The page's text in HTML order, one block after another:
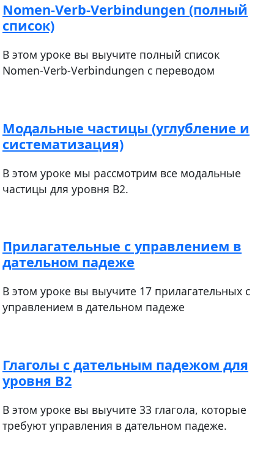
Nomen-Verb-Verbindungen (полный
список)
В этом уроке вы выучите полный список
Nomen-Verb-Verbindungen с переводом
Модальные частицы (углубление и
систематизация)
В этом уроке мы рассмотрим все модальные
частицы для уровня В2.
Прилагательные с управлением в
дательном падеже
В этом уроке вы выучите 17 прилагательных с
управлением в дательном падеже
Глаголы с дательным падежом для
уровня В2
В этом уроке вы выучите 33 глагола, которые
требуют управления в дательном падеже.